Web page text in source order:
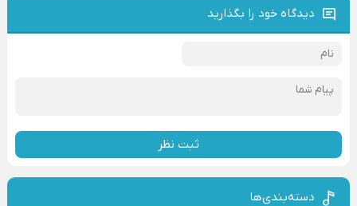
دیدگاه خود را بگذارید
ثبت نظر
دسته‌بندی‌ها